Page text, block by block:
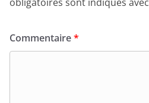
Commentaire*